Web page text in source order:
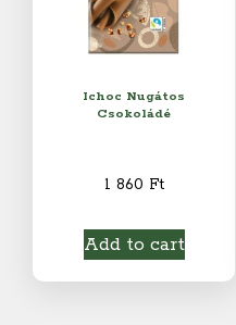
Ichoc Nugátos
Csokoládé
1 860 Ft
Add to cart